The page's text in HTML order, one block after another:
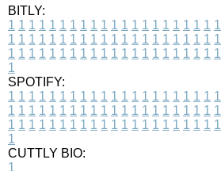
BITLY:
1 1 1 1 1 1 1 1 1 1 1 1 1 1 1 1 1 1 1 1 1
1 1 1 1 1 1 1 1 1 1 1 1 1 1 1 1 1 1 1 1 1
1 1 1 1 1 1 1 1 1 1 1 1 1 1 1 1 1 1 1 1 1
1
SPOTIFY:
1 1 1 1 1 1 1 1 1 1 1 1 1 1 1 1 1 1 1 1 1
1 1 1 1 1 1 1 1 1 1 1 1 1 1 1 1 1 1 1 1 1
1 1 1 1 1 1 1 1 1 1 1 1 1 1 1 1 1 1 1 1 1
1
CUTTLY BIO:
1